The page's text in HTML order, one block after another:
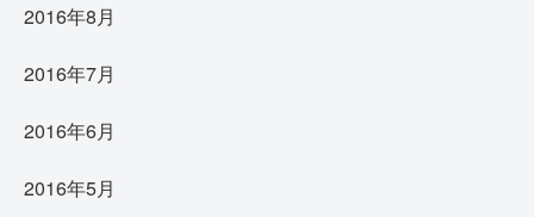
2016年8月
2016年7月
2016年6月
2016年5月